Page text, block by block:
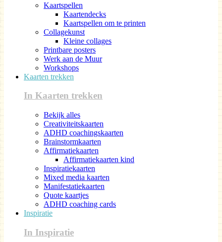
Kaartspellen
Kaartendecks
Kaartspellen om te printen
Collagekunst
Kleine collages
Printbare posters
Werk aan de Muur
Workshops
Kaarten trekken
In Kaarten trekken
Bekijk alles
Creativiteitskaarten
ADHD coachingskaarten
Brainstormkaarten
Affirmatiekaarten
Affirmatiekaarten kind
Inspiratiekaarten
Mixed media kaarten
Manifestatiekaarten
Quote kaartjes
ADHD coaching cards
Inspiratie
In Inspiratie